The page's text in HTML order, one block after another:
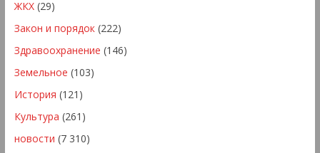
ЖКХ(29)
Закон и порядок(222)
Здравоохранение (146)
Земельное (103)
История (121)
Культура (261)
новости (7 310)